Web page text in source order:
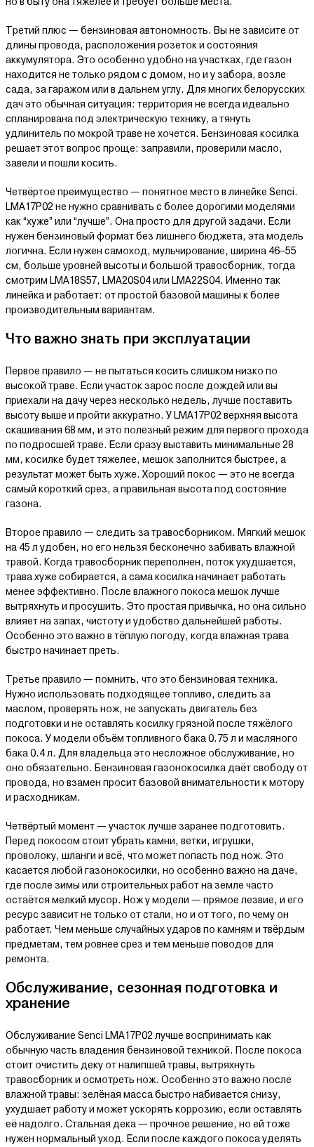
Третий плюс — бензиновая автономность. Вы не зависите от
длины провода, расположения розеток и состояния
аккумулятора. Это особенно удобно на участках, где газон
находится не только рядом с домом, но и у забора, возле
сада, за гаражом или в дальнем углу. Для многих белорусских
дач это обычная ситуация: территория не всегда идеально
спланирована под электрическую технику, а тянуть
удлинитель по мокрой траве не хочется. Бензиновая косилка
решает этот вопрос проще: заправили, проверили масло,
завели и пошли косить.
Четвёртое преимущество — понятное место в линейке Senci.
LMA17P02 не нужно сравнивать с более дорогими моделями
как “хуже” или “лучше”. Она просто для другой задачи. Если
нужен бензиновый формат без лишнего бюджета, эта модель
логична. Если нужен самоход, мульчирование, ширина 46–55
см, больше уровней высоты и большой травосборник, тогда
смотрим LMA18S57, LMA20S04 или LMA22S04. Именно так
линейка и работает: от простой базовой машины к более
производительным вариантам.
Что важно знать при эксплуатации
Первое правило — не пытаться косить слишком низко по
высокой траве. Если участок зарос после дождей или вы
приехали на дачу через несколько недель, лучше поставить
высоту выше и пройти аккуратно. У LMA17P02 верхняя высота
скашивания 68 мм, и это полезный режим для первого прохода
по подросшей траве. Если сразу выставить минимальные 28
мм, косилке будет тяжелее, мешок заполнится быстрее, а
результат может быть хуже. Хороший покос — это не всегда
самый короткий срез, а правильная высота под состояние
газона.
Второе правило — следить за травосборником. Мягкий мешок
на 45 л удобен, но его нельзя бесконечно забивать влажной
травой. Когда травосборник переполнен, поток ухудшается,
трава хуже собирается, а сама косилка начинает работать
менее эффективно. После влажного покоса мешок лучше
вытряхнуть и просушить. Это простая привычка, но она сильно
влияет на запах, чистоту и удобство дальнейшей работы.
Особенно это важно в тёплую погоду, когда влажная трава
быстро начинает преть.
Третье правило — помнить, что это бензиновая техника.
Нужно использовать подходящее топливо, следить за
маслом, проверять нож, не запускать двигатель без
подготовки и не оставлять косилку грязной после тяжёлого
покоса. У модели объём топливного бака 0.75 л и масляного
бака 0.4 л. Для владельца это несложное обслуживание, но
оно обязательно. Бензиновая газонокосилка даёт свободу от
провода, но взамен просит базовой внимательности к мотору
и расходникам.
Четвёртый момент — участок лучше заранее подготовить.
Перед покосом стоит убрать камни, ветки, игрушки,
проволоку, шланги и всё, что может попасть под нож. Это
касается любой газонокосилки, но особенно важно на даче,
где после зимы или строительных работ на земле часто
остаётся мелкий мусор. Нож у модели — прямое лезвие, и его
ресурс зависит не только от стали, но и от того, по чему он
работает. Чем меньше случайных ударов по камням и твёрдым
предметам, тем ровнее срез и тем меньше поводов для
ремонта.
Обслуживание, сезонная подготовка и
хранение
Обслуживание Senci LMA17P02 лучше воспринимать как
обычную часть владения бензиновой техникой. После покоса
стоит очистить деку от налипшей травы, вытряхнуть
травосборник и осмотреть нож. Особенно это важно после
влажной травы: зелёная масса быстро набивается снизу,
ухудшает работу и может ускорять коррозию, если оставлять
её надолго. Стальная дека — прочное решение, но ей тоже
нужен нормальный уход. Если после каждого покоса уделять